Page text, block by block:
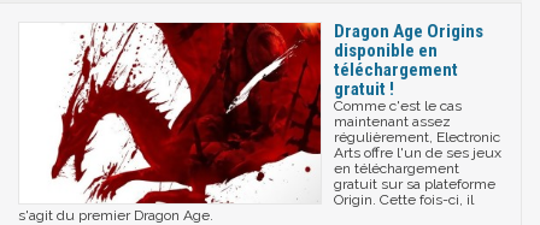
Dragon Age Origins
disponible en
téléchargement
gratuit !
Comme c'est le cas
maintenant assez
régulièrement, Electronic
Arts offre l'un de ses jeux
en téléchargement
gratuit sur sa plateforme
Origin. Cette fois-ci, il
s'agit du premier Dragon Age.